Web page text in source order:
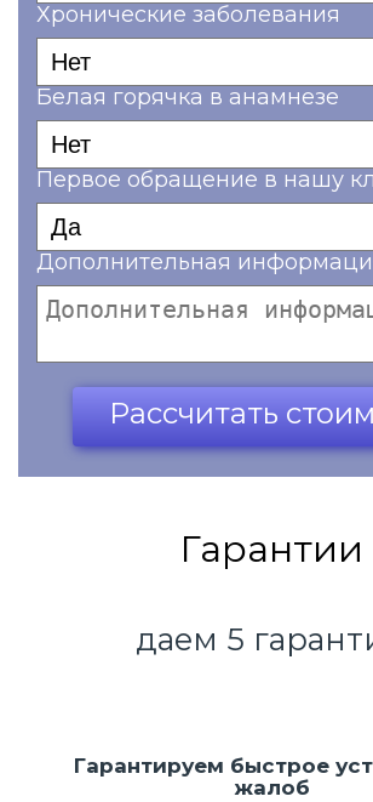
Хронические заболевания
Белая горячка в анамнезе
Первое обращение в нашу
Дополнительная
Рассчитать
Ваш телефон*
Гарантии
даем 5
Гарантируем быстрое
жалоб